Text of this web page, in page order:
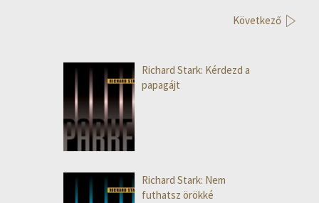
Következő
Richard Stark: Kérdezd a
papagájt
Richard Stark: Nem
futhatsz örökké